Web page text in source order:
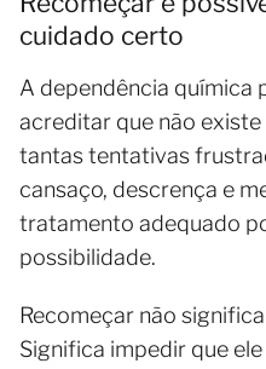
cuidado certo
A dependência química
acreditar que não existe
tantas tentativas
cansaço, descrença e
tratamento adequado
possibilidade.
Recomeçar não
Significa impedir que